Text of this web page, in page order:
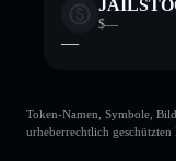
$—
—
Token-Namen, Symbole,
urheberrechtlich